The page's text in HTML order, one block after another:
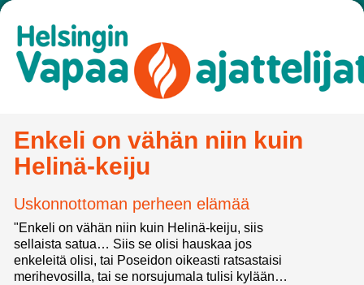
Enkeli on vähän niin kuin
Helinä-keiju
Uskonnottoman perheen elämää
"Enkeli on vähän niin kuin Helinä-keiju, siis
sellaista satua… Siis se olisi hauskaa jos
enkeleitä olisi, tai Poseidon oikeasti ratsastaisi
merihevosilla, tai se norsujumala tulisi kylään…